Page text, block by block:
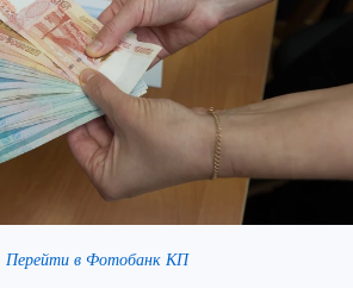
Перейти в Фотобанк КП